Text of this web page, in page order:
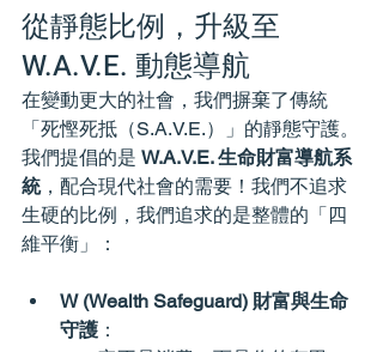
從靜態比例，升級至
W.A.V.E. 動態導航
在變動更大的社會，我們摒棄了傳統
「死慳死抵（S.A.V.E.）」的靜態守護。
我們提倡的是 W.A.V.E. 生命財富導航系
統，配合現代社會的需要！我們不追求
生硬的比例，我們追求的是整體的「四
維平衡」：
W (Wealth Safeguard) 財富與生命
守護 ：